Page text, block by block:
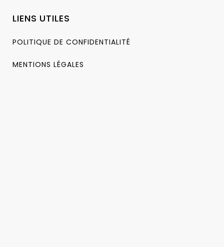
LIENS UTILES
POLITIQUE DE CONFIDENTIALITÉ
MENTIONS LÉGALES